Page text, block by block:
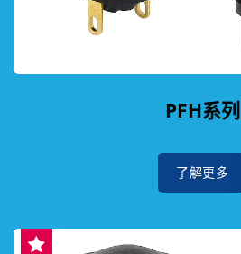
PFH系列
了解更多